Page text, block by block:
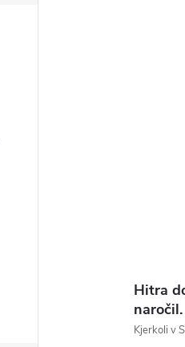
Hitra
naročil.
Kjerkoli v